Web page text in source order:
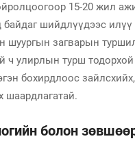
15-20 жил
шийдлүүдээс
загварын
ч улирлын турш
бохирдлоос
шаардлагатай.
болон